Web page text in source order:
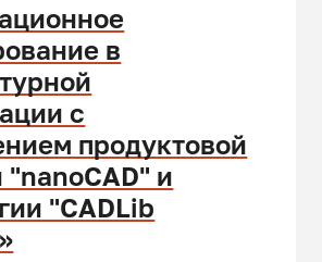
в
с
продуктовой
"nanoCAD" и
"CADLib